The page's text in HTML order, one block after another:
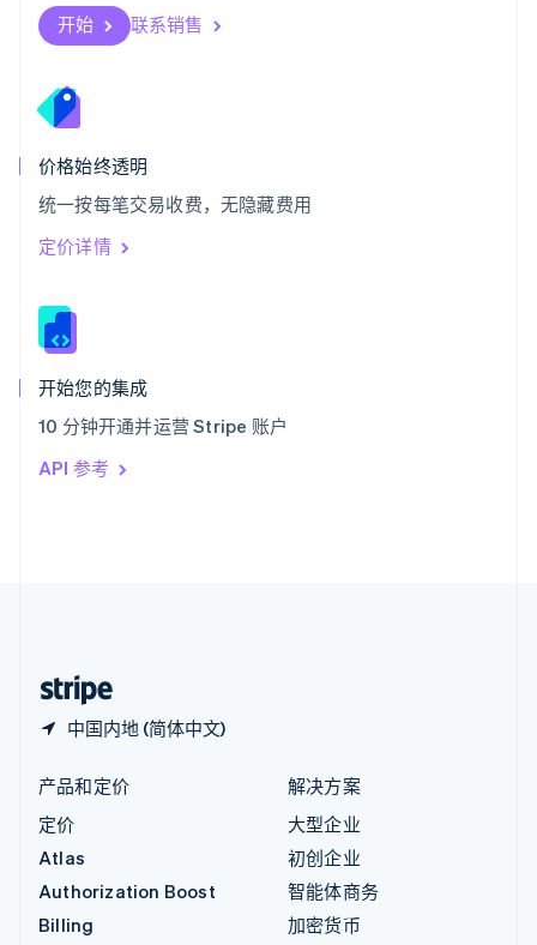
开始 联系销售
价格始终透明
统一按每笔交易收费，无隐藏费用
定价详情
开始您的集成
10 分钟开通并运营 Stripe 账户
API 参考
中国内地 (简体中文)
斯洛伐克
English
English
泰国
ไทย
希腊
English
西班牙
Español
新加坡
新西兰
匈牙利
English
ItalianoEnglish
印度
English
产品和定价
定价
Atlas
Authorization Boost
Billing
解决方案
大型企业
初创企业
智能体商务
加密货币